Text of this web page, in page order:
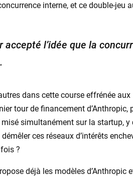
interne, et ce double-jeu
l’idée que la
dans cette course effrénée aux
tour de financement d’Anthropic,
simultanément sur la startup, y
ces réseaux d’intérêts
?
déjà les modèles d’Anthropic et